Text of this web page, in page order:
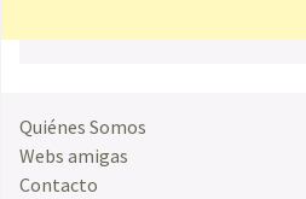
Quiénes Somos
Webs amigas
Contacto